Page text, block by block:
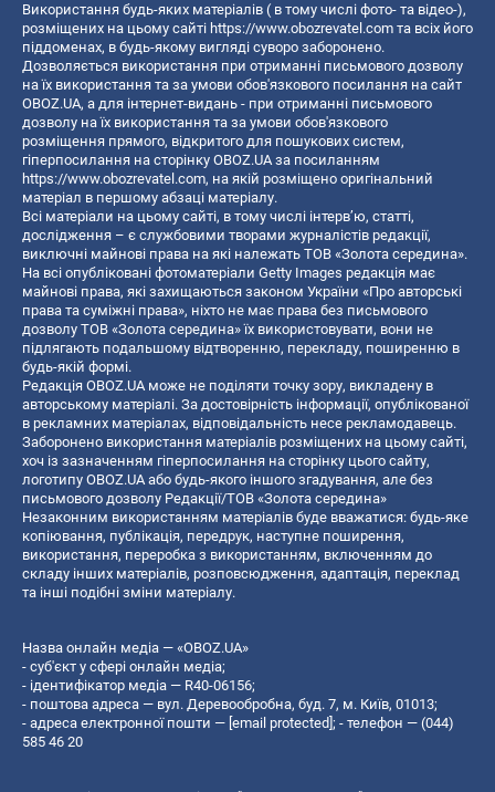
Використання будь-яких матеріалів ( в тому числі фото- та відео-),
розміщених на цьому сайті https://www.obozrevatel.com та всіх його
піддоменах, в будь-якому вигляді суворо заборонено.
Дозволяється використання при отриманні письмового дозволу
на їх використання та за умови обов'язкового посилання на сайт
OBOZ.UA, а для інтернет-видань - при отриманні письмового
дозволу на їх використання та за умови обов'язкового
розміщення прямого, відкритого для пошукових систем,
гіперпосилання на сторінку OBOZ.UA за посиланням
https://www.obozrevatel.com, на якій розміщено оригінальний
матеріал в першому абзаці матеріалу.
Всі матеріали на цьому сайті, в тому числі інтерв’ю, статті,
дослідження – є службовими творами журналістів редакції,
виключні майнові права на які належать ТОВ «Золота середина».
На всі опубліковані фотоматеріали Getty Images редакція має
майнові права, які захищаються законом України «Про авторські
права та суміжні права», ніхто не має права без письмового
дозволу ТОВ «Золота середина» їх використовувати, вони не
підлягають подальшому відтворенню, перекладу, поширенню в
будь-якій формі.
Редакція OBOZ.UA може не поділяти точку зору, викладену в
авторському матеріалі. За достовірність інформації, опублікованої
в рекламних матеріалах, відповідальність несе рекламодавець.
Заборонено використання матеріалів розміщених на цьому сайті,
хоч із зазначенням гіперпосилання на сторінку цього сайту,
логотипу OBOZ.UA або будь-якого іншого згадування, але без
письмового дозволу Редакції/ТОВ «Золота середина»
Незаконним використанням матеріалів буде вважатися: будь-яке
копiювання, публiкацiя, передрук, наступне поширення,
використання, переробка з використанням, включенням до
складу інших матеріалів, розповсюдження, адаптація, переклад
та інші подібні зміни матеріалу.
Назва онлайн медіа — «OBOZ.UA»
- суб'єкт у сфері онлайн медіа;
- ідентифікатор медіа — R40-06156;
- поштова адреса — вул. Деревообробна, буд. 7, м. Київ, 01013;
- адреса електронної пошти — [email protected] ; - телефон — (044)
585 46 20